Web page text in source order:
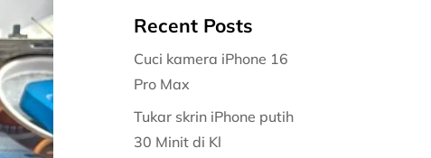
Recent Posts
Cuci kamera iPhone 16
Pro Max
Tukar skrin iPhone putih
30 Minit di Kl